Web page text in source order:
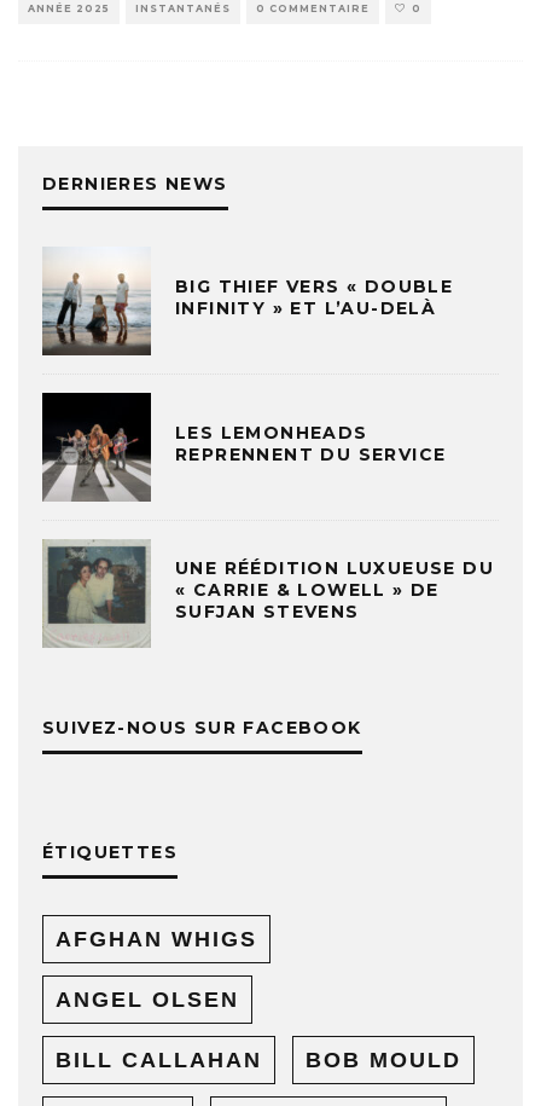
ANNÉE 2025 INSTANTANÉS 0 COMMENTAIRE 0
DERNIERES NEWS
BIG THIEF VERS « DOUBLE
INFINITY » ET L’AU-DELÀ
LES LEMONHEADS
REPRENNENT DU SERVICE
UNE RÉÉDITION LUXUEUSE DU
« CARRIE & LOWELL » DE
SUFJAN STEVENS
SUIVEZ-NOUS SUR FACEBOOK
ÉTIQUETTES
AFGHAN WHIGS
ANGEL OLSEN
BILL CALLAHAN BOB MOULD